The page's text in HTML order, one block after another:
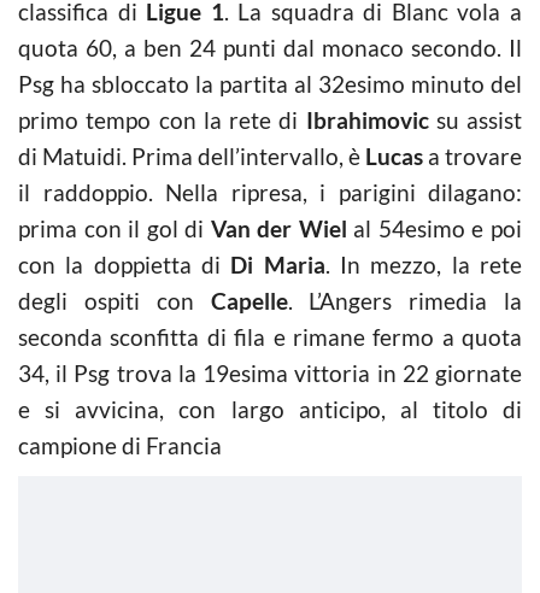
classifica di Ligue 1. La squadra di Blanc vola a
quota 60, a ben 24 punti dal monaco secondo. Il
Psg ha sbloccato la partita al 32esimo minuto del
primo tempo con la rete di Ibrahimovicsu assist
di Matuidi. Prima dell’intervallo, è Lucas a trovare
il raddoppio. Nella ripresa, i parigini dilagano:
prima con il gol di Van der Wiel al 54esimo e poi
con la doppietta di Di Maria. In mezzo, la rete
degli ospiti con Capelle. L’Angers rimedia la
seconda sconfitta di fila e rimane fermo a quota
34, il Psg trova la 19esima vittoria in 22 giornate
e si avvicina, con largo anticipo, al titolo di
campione di Francia